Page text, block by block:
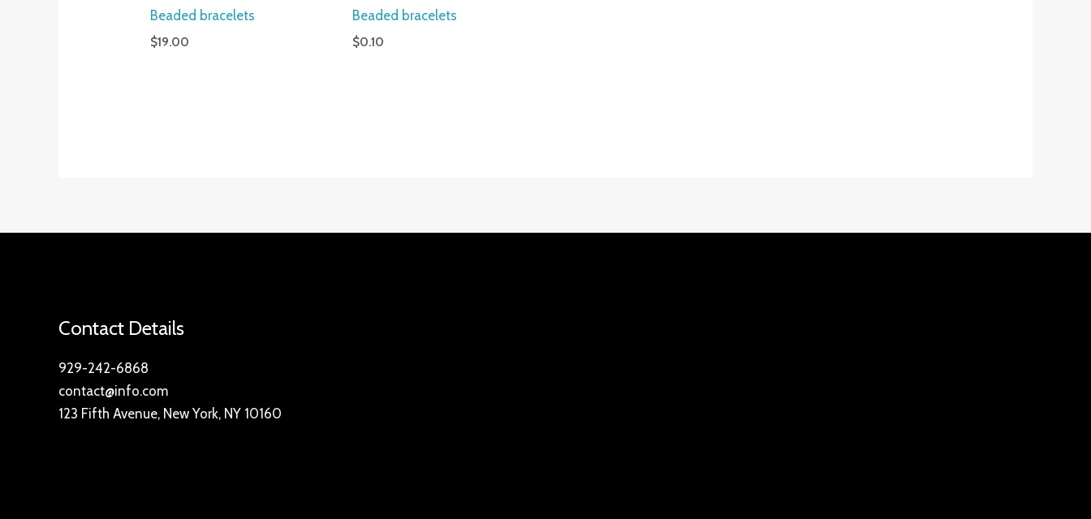
Beaded bracelets
$19.00
Beaded bracelets
$0.10
Contact Details
929-242-6868
contact@info.com
123 Fifth Avenue, New York, NY 10160